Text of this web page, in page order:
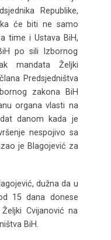
Republike,
će biti ne samo
time i Ustava BiH,
po sili Izbornog
mandata Željki
Predsjedništva
zakona BiH
organa vlasti na
danom kada je
nespojivo sa
je Blagojević za
dužna da u
15 dana donese
Cvijanović na
BiH.